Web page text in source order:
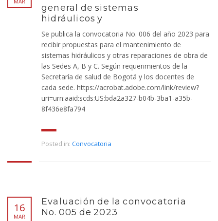
general de sistemas
hidráulicos y
Se publica la convocatoria No. 006 del año 2023 para
recibir propuestas para el mantenimiento de
sistemas hidráulicos y otras reparaciones de obra de
las Sedes A, B y C. Según requerimientos de la
Secretaría de salud de Bogotá y los docentes de
cada sede. https://acrobat.adobe.com/link/review?
uri=urn:aaid:scds:US:bda2a327-b04b-3ba1-a35b-
8f436e8fa794
Posted in: Convocatoria
16
MAR
Evaluación de la convocatoria
No. 005 de 2023